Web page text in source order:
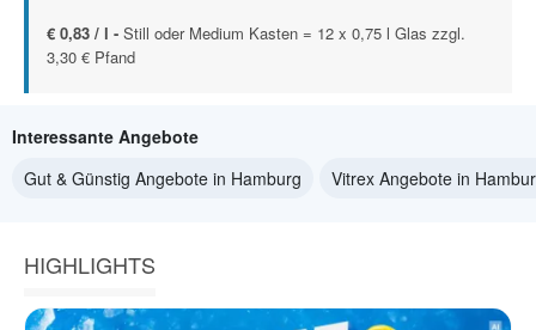
€ 0,83 / l - Still oder Medium Kasten = 12 x 0,75 l Glas zzgl.
3,30 € Pfand
Interessante Angebote
Gut & Günstig Angebote in Hamburg
Vitrex Angebote in
HIGHLIGHTS